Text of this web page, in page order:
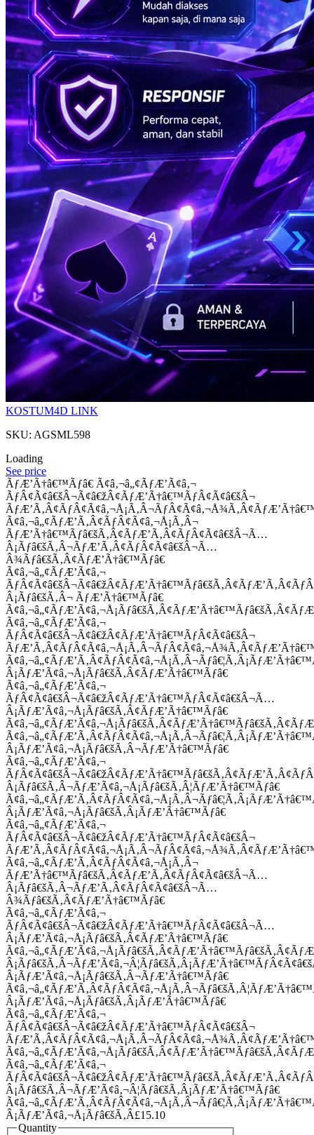
KOSTUM4D LINK
SKU: AGSML598
Loading
See price
ÃƒÆ’Ã†â€™Ãƒâ€ Ã¢â‚¬â„¢ÃƒÆ’Ã¢â‚¬
ÃƒÂ¢Ã¢â€šÂ¬Ã¢â€žÂ¢ÃƒÆ’Ã†â€™ÃƒÂ¢Ã¢â€šÂ¬
Ã¢â‚¬â„¢ÃƒÆ’Ã‚Â¢ÃƒÂ¢Ã¢â‚¬Å¡Ã‚Â¬
ÃƒÆ’Ã†â€™Ãƒâ€šÃ‚Â¢ÃƒÆ’Ã‚Â¢ÃƒÂ¢Ã¢â€šÂ¬Ã…
Â¡Ãƒâ€šÃ‚Â¬ÃƒÆ’Ã‚Â¢ÃƒÂ¢Ã¢â€šÂ¬Ã…
Â¾Ãƒâ€šÃ‚Â¢ÃƒÆ’Ã†â€™Ãƒâ€
Ã¢â‚¬â„¢ÃƒÆ’Ã¢â‚¬
Â¡Ãƒâ€šÃ‚Â¬ ÃƒÆ’Ã†â€™Ãƒâ€
Ã¢â‚¬â„¢ÃƒÆ’Ã¢â‚¬
ÃƒÂ¢Ã¢â€šÂ¬Ã¢â€žÂ¢ÃƒÆ’Ã†â€™ÃƒÂ¢Ã¢â€šÂ¬
Â¡ÃƒÆ’Ã¢â‚¬Å¡Ãƒâ€šÃ‚Â¢ÃƒÆ’Ã†â€™Ãƒâ€
Ã¢â‚¬â„¢ÃƒÆ’Ã¢â‚¬
ÃƒÂ¢Ã¢â€šÂ¬Ã¢â€žÂ¢ÃƒÆ’Ã†â€™ÃƒÂ¢Ã¢â€šÂ¬Ã…
Â¡ÃƒÆ’Ã¢â‚¬Å¡Ãƒâ€šÃ‚Â¢ÃƒÆ’Ã†â€™Ãƒâ€
Â¡ÃƒÆ’Ã¢â‚¬Å¡Ãƒâ€šÃ‚Â¬ÃƒÆ’Ã†â€™Ãƒâ€
Ã¢â‚¬â„¢ÃƒÆ’Ã¢â‚¬
Â¡Ãƒâ€šÃ‚Â¬ÃƒÆ’Ã¢â‚¬Å¡Ãƒâ€šÃ‚Â¦ÃƒÆ’Ã†â€™Ãƒâ€
Â¡ÃƒÆ’Ã¢â‚¬Å¡Ãƒâ€šÃ‚Â¡ÃƒÆ’Ã†â€™Ãƒâ€
Ã¢â‚¬â„¢ÃƒÆ’Ã¢â‚¬
ÃƒÂ¢Ã¢â€šÂ¬Ã¢â€žÂ¢ÃƒÆ’Ã†â€™ÃƒÂ¢Ã¢â€šÂ¬
Ã¢â‚¬â„¢ÃƒÆ’Ã‚Â¢ÃƒÂ¢Ã¢â‚¬Å¡Ã‚Â¬
ÃƒÆ’Ã†â€™Ãƒâ€šÃ‚Â¢ÃƒÆ’Ã‚Â¢ÃƒÂ¢Ã¢â€šÂ¬Ã…
Â¡Ãƒâ€šÃ‚Â¬ÃƒÆ’Ã‚Â¢ÃƒÂ¢Ã¢â€šÂ¬Ã…
Â¾Ãƒâ€šÃ‚Â¢ÃƒÆ’Ã†â€™Ãƒâ€
Ã¢â‚¬â„¢ÃƒÆ’Ã¢â‚¬
ÃƒÂ¢Ã¢â€šÂ¬Ã¢â€žÂ¢ÃƒÆ’Ã†â€™ÃƒÂ¢Ã¢â€šÂ¬Ã…
Â¡ÃƒÆ’Ã¢â‚¬Å¡Ãƒâ€šÃ‚Â¢ÃƒÆ’Ã†â€™Ãƒâ€
Â¡ÃƒÆ’Ã¢â‚¬Å¡Ãƒâ€šÃ‚Â¬ÃƒÆ’Ã†â€™Ãƒâ€
Â¡ÃƒÆ’Ã¢â‚¬Å¡Ãƒâ€šÃ‚Â¡ÃƒÆ’Ã†â€™Ãƒâ€
Ã¢â‚¬â„¢ÃƒÆ’Ã¢â‚¬
ÃƒÂ¢Ã¢â€šÂ¬Ã¢â€žÂ¢ÃƒÆ’Ã†â€™ÃƒÂ¢Ã¢â€šÂ¬
Ã¢â‚¬â„¢ÃƒÆ’Ã¢â‚¬
Â¡Ãƒâ€šÃ‚Â¬ÃƒÆ’Ã¢â‚¬Â¦Ãƒâ€šÃ‚Â¡ÃƒÆ’Ã†â€™Ãƒâ€
Â¡ÃƒÆ’Ã¢â‚¬Å¡Ãƒâ€šÃ‚Â£15.10
Quantity